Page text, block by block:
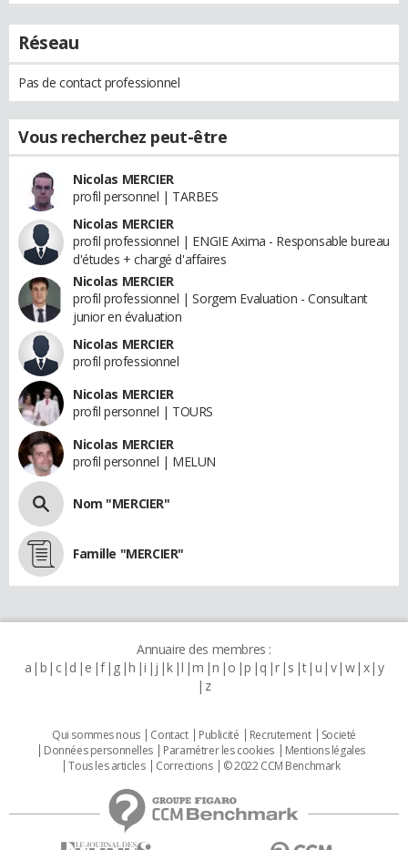
Réseau
Pas de contact professionnel
Vous recherchez peut-être
Nicolas MERCIER
profil personnel | TARBES
Nicolas MERCIER
profil professionnel | ENGIE Axima - Responsable bureau
d'études + chargé d'affaires
Nicolas MERCIER
profil professionnel | Sorgem Evaluation - Consultant
junior en évaluation
Nicolas MERCIER
profil professionnel
Nicolas MERCIER
profil personnel | TOURS
Nicolas MERCIER
profil personnel | MELUN
Nom "MERCIER"
Famille "MERCIER"
Annuaire des membres :
a b c d e f g h i j k l m n o p q r s t u v w x y
z
Qui sommes nous Contact Publicité Recrutement
Societé
Données personnelles
Paramétrer les cookies
Mentions légales
Tous les articles
Corrections © 2022 CCM Benchmark